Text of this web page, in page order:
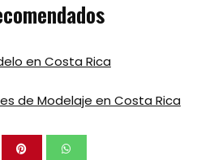
en Costa Rica
de Modelaje en Costa Rica